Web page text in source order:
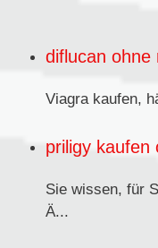
diflucan ohne
Viagra kaufen,
priligy kaufen
Sie wissen, für
Ä...